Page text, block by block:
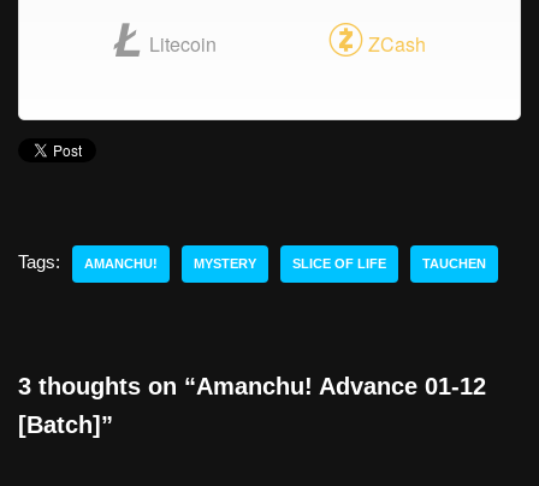
Litecoin ZCash
Tags: AMANCHU! MYSTERY SLICE OF LIFE TAUCHEN
3 thoughts on “Amanchu! Advance 01-12
[Batch]”